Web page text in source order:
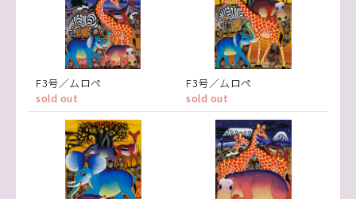
F3号／ムロペ
sold out
F3号／ムロペ
sold out